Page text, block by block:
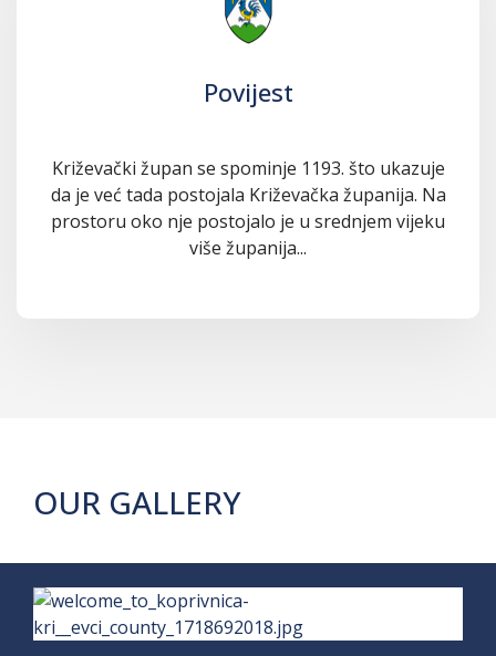
Povijest
Križevački župan se spominje 1193. što ukazuje
da je već tada postojala Križevačka županija. Na
prostoru oko nje postojalo je u srednjem vijeku
više županija...
OUR GALLERY